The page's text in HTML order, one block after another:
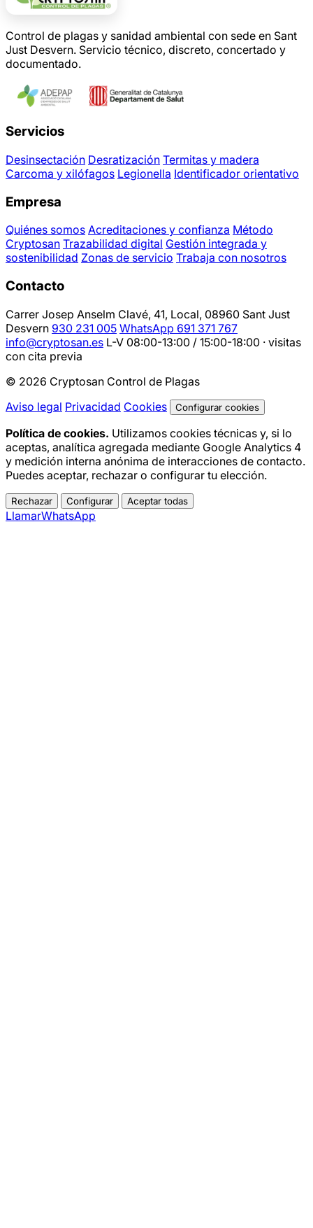
Control de plagas y sanidad ambiental con sede en Sant
Just Desvern. Servicio técnico, discreto, concertado y
documentado.
Servicios
Desinsectación Desratización Termitas y madera
Carcoma y xilófagos Legionella Identificador orientativo
Empresa
Quiénes somos Acreditaciones y confianza Método
Cryptosan Trazabilidad digital Gestión integrada y
sostenibilidad Zonas de servicio Trabaja con nosotros
Contacto
Carrer Josep Anselm Clavé, 41, Local, 08960 Sant Just
Desvern 930 231 005 WhatsApp 691 371 767
info@cryptosan.es L-V 08:00-13:00 / 15:00-18:00 · visitas
con cita previa
© 2026 Cryptosan Control de Plagas
Aviso legal Privacidad Cookies Configurar cookies
Política de cookies. Utilizamos cookies técnicas y, si lo
aceptas, analítica agregada mediante Google Analytics 4
y medición interna anónima de interacciones de contacto.
Puedes aceptar, rechazar o configurar tu elección.
Rechazar Configurar Aceptar todas
LlamarWhatsApp